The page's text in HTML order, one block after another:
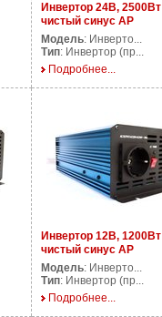
Инвертор 24В, 2500Вт
чистый синус AP
PS2500/24V
Модель: Инверто...
Тип: Инвертор (пр...
Подробнее...
Инвертор 12В, 1200Вт
чистый синус AP
PS1200/12V
Модель: Инверто...
Тип: Инвертор (пр...
Подробнее...